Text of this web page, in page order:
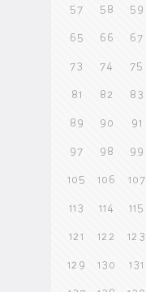
57 58 59
65 66 67
73 74 75
81 82 83
89 90 91
97 98 99
105 106 107
113 114 115
121 122 123
129 130 131